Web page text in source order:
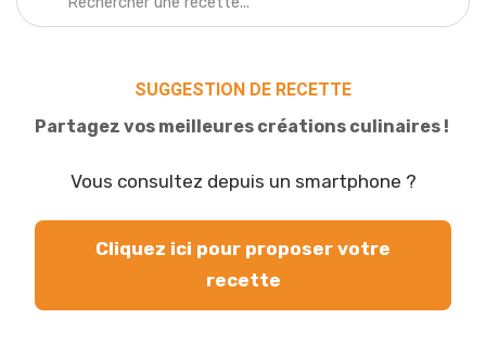
SUGGESTION DE RECETTE
Partagez vos meilleures créations culinaires !
Vous consultez depuis un smartphone ?
Cliquez ici pour proposer votre
recette